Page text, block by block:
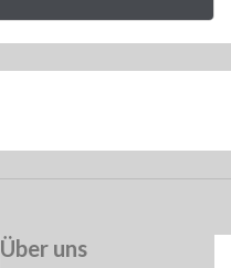
Über uns